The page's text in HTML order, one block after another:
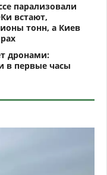
парализовали
встают,
тонн, а Киев
дронами:
в первые часы